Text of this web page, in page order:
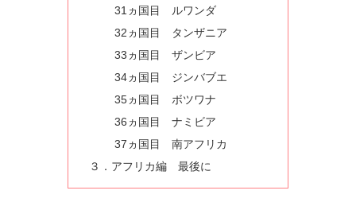
31ヵ国目 ルワンダ
32ヵ国目 タンザニア
33ヵ国目 ザンビア
34ヵ国目 ジンバブエ
35ヵ国目 ボツワナ
36ヵ国目 ナミビア
37ヵ国目 南アフリカ
３．アフリカ編 最後に